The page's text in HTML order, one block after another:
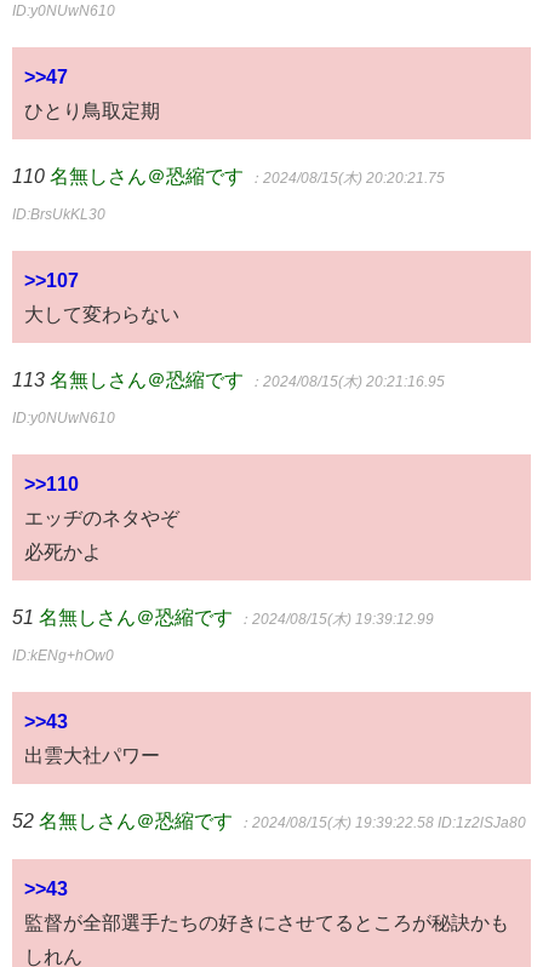
ID:y0NUwN610
>>47
ひとり鳥取定期
110 名無しさん＠恐縮です ：2024/08/15(木) 20:20:21.75
ID:BrsUkKL30
>>107
大して変わらない
113 名無しさん＠恐縮です ：2024/08/15(木) 20:21:16.95
ID:y0NUwN610
>>110
エッヂのネタやぞ
必死かよ
51 名無しさん＠恐縮です ：2024/08/15(木) 19:39:12.99
ID:kENg+hOw0
>>43
出雲大社パワー
52 名無しさん＠恐縮です ：2024/08/15(木) 19:39:22.58 ID:1z2lSJa80
>>43
監督が全部選手たちの好きにさせてるところが秘訣かも
しれん